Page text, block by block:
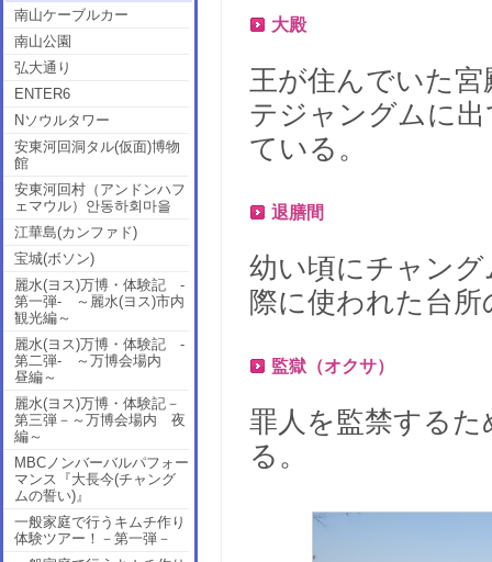
南山ケーブルカー
南山公園
弘大通り
ENTER6
Nソウルタワー
安東河回洞タル(仮面)博物
館
安東河回村（アンドンハフ
ェマウル）안동하회마을
江華島(カンファド)
宝城(ボソン)
麗水(ヨス)万博・体験記 -
第一弾- ～麗水(ヨス)市内
観光編～
麗水(ヨス)万博・体験記 -
第二弾- ～万博会場内
昼編～
麗水(ヨス)万博・体験記－
第三弾－～万博会場内 夜
編～
MBCノンバーバルパフォー
マンス『大長今(チャング
ムの誓い)』
一般家庭で行うキムチ作り
体験ツアー！－第一弾－
大殿
王が住んでいた宮
テジャングムに
ている。
退膳間
幼い頃にチャン
際に使われた台
監獄（オクサ）
罪人を監禁する
る。